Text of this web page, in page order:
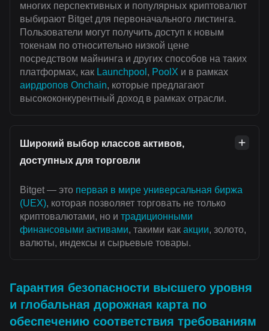
многих перспективных и популярных криптовалют
выбирают Bitget для первоначального листинга.
Пользователи могут получить доступ к новым
токенам по относительно низкой цене
посредством майнинга и других способов на таких
платформах, как Launchpool , PoolX и в рамках
аирдропов Onchain, которые предлагают
высококонкурентный доход в рамках отрасли.
Широкий выбор классов активов,
доступных для торговли
Bitget — это первая в мире универсальная биржа
(UEX), которая позволяет торговать не только
криптовалютами, но и традиционными
финансовыми активами, такими как акции, золото,
валюты, индексы и сырьевые товары.
Гарантия безопасности высшего уровня
и глобальная дорожная карта по
обеспечению соответствия требованиям